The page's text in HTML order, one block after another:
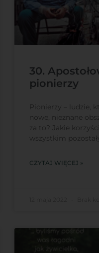
30.
pionierzy
Pionierzy – ludzie,
nowe, nieznane
za to? Jakie
wszystkim
CZYTAJ WIĘCEJ »